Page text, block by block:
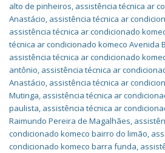
alto de pinheiros, assistência técnica ar
Anastácio, assistência técnica ar
assistência técnica ar condicionado
técnica ar condicionado komeco Avenida
assistência técnica ar condicionado
antônio, assistência técnica ar
Anastácio, assistência técnica ar
Mutinga, assistência técnica ar
paulista, assistência técnica ar
Raimundo Pereira de Magalhães,
condicionado komeco bairro do limão,
condicionado komeco barra funda,